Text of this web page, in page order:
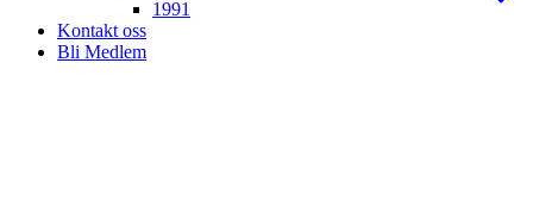
1991
Kontakt oss
Bli Medlem